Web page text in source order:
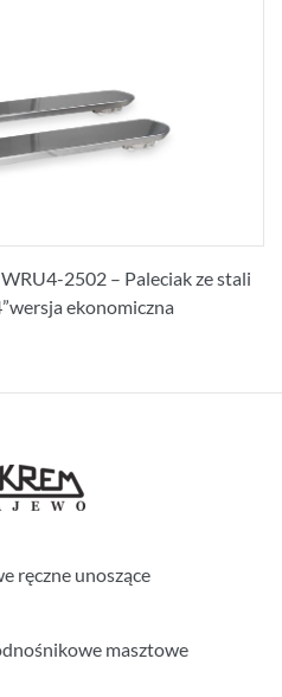
2502 – Paleciak ze stali
ekonomiczna
ręczne unoszące
masztowe